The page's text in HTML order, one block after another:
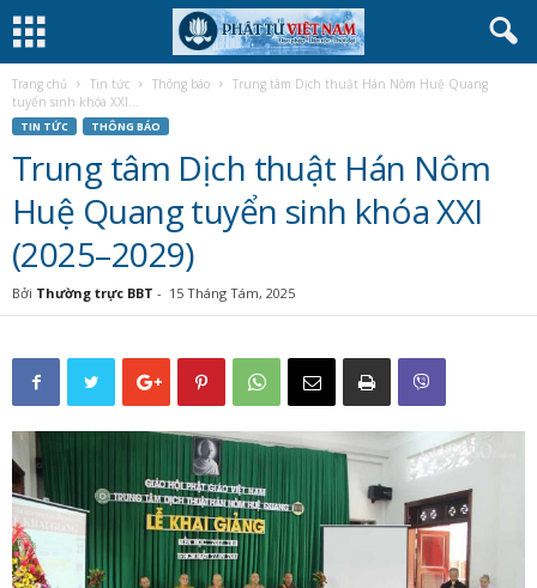
Trang chủ Tin tức Thông báo
Trung tâm Dịch thuật Hán Nôm Huệ Quang
tuyển sinh khóa XXI...
TIN TỨC THÔNG BÁO
Trung tâm Dịch thuật Hán Nôm
Huệ Quang tuyển sinh khóa XXI
(2025–2029)
Bởi Thường trực BBT - 15 Tháng Tám, 2025